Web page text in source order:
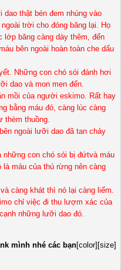
thật bén đem nhúng vào
trời cho đóng băng lại. Họ
lớp băng càng dày thêm, đến
bên ngoài hoàn toàn che dấu
Những con chó sói đánh hơi
dao và mon men đến.
bằng máu đó, càng lúc càng
thèm thuồng.
ngoài lưỡi dao đã tan chảy
con chó sói bị đứtvà máu
máu của thú rừng nên càng
càng khát thì nó lại càng liếm.
chỉ việc đi thu lượm xác của
những lưỡi dao đó.
mình nhé các bạn[color][size]